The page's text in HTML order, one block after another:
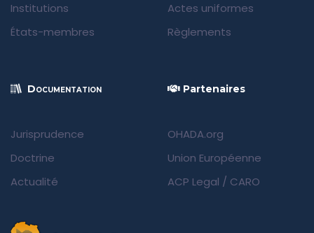
Institutions
États-membres
Actes uniformes
Règlements
Documentation
Jurisprudence
Doctrine
Actualité
Partenaires
OHADA.org
Union Européenne
ACP Legal / CARO